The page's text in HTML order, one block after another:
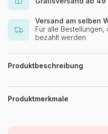
Versand am selben
Für alle Bestellungen,
bezahlt werden
Produktbeschreibung
Ciro Marchetti / MGL
Produktmerkmale